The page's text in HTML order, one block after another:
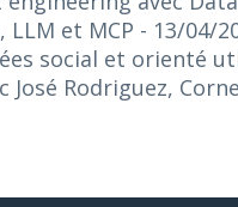
LLM et MCP - 13/04/
social et orienté
José Rodriguez,